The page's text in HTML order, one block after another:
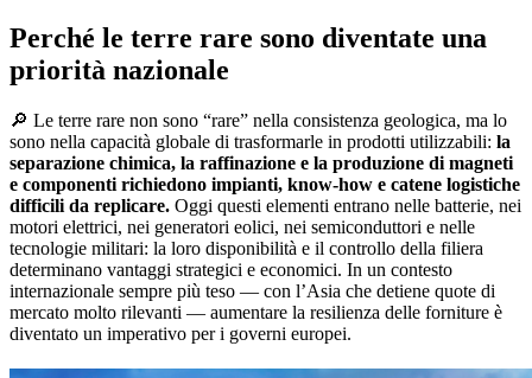
Perché le terre rare sono diventate una
priorità nazionale
🔎 Le terre rare non sono “rare” nella consistenza geologica, ma lo
sono nella capacità globale di trasformarle in prodotti utilizzabili: la
separazione chimica, la raffinazione e la produzione di magneti
e componenti richiedono impianti, know-how e catene logistiche
difficili da replicare. Oggi questi elementi entrano nelle batterie, nei
motori elettrici, nei generatori eolici, nei semiconduttori e nelle
tecnologie militari: la loro disponibilità e il controllo della filiera
determinano vantaggi strategici e economici. In un contesto
internazionale sempre più teso — con l’Asia che detiene quote di
mercato molto rilevanti — aumentare la resilienza delle forniture è
diventato un imperativo per i governi europei.